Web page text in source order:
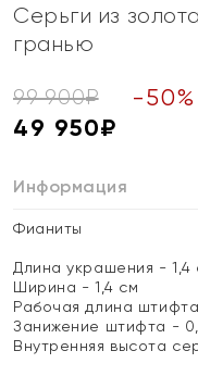
Серьги из
гранью
99 900₽ -50%
49 950₽
Информация
Фианиты
Длина украшения - 1,4
Ширина - 1,4 см
Рабочая длина
Занижение штифта -
Внутренняя высота